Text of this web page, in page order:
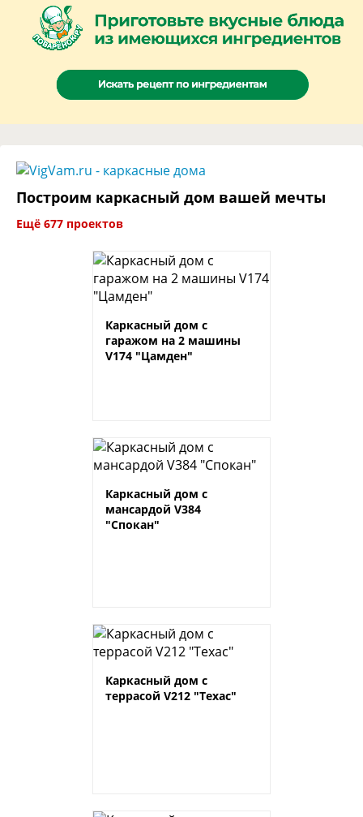
Построим каркасный дом вашей мечты
Ещё 677 проектов
Каркасный дом с
гаражом на 2 машины
V174 "Цамден"
Каркасный дом с
мансардой V384
"Спокан"
Каркасный дом с
террасой V212 "Техас"